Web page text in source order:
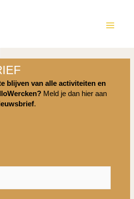
blijven van alle activiteiten en
Meld je dan hier aan
.